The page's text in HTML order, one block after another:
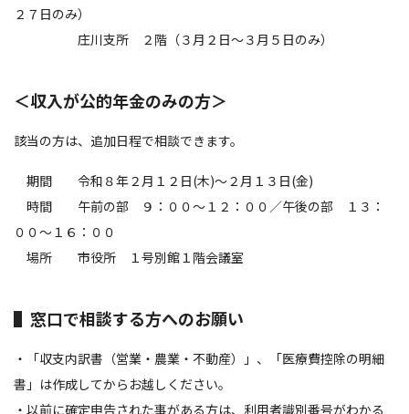
２７日のみ）
庄川支所 ２階（３月２日～３月５日のみ）
＜収入が公的年金のみの方＞
該当の方は、追加日程で相談できます。
期間 令和８年２月１２日(木)～２月１３日(金)
時間 午前の部 ９：００～１２：００／午後の部 １３：
００～１６：００
場所 市役所 １号別館１階会議室
▌窓口で相談する方へのお願い
・「収支内訳書（営業・農業・不動産）」、「医療費控除の明細
書」は作成してからお越しください。
・以前に確定申告された事がある方は、利用者識別番号がわかる